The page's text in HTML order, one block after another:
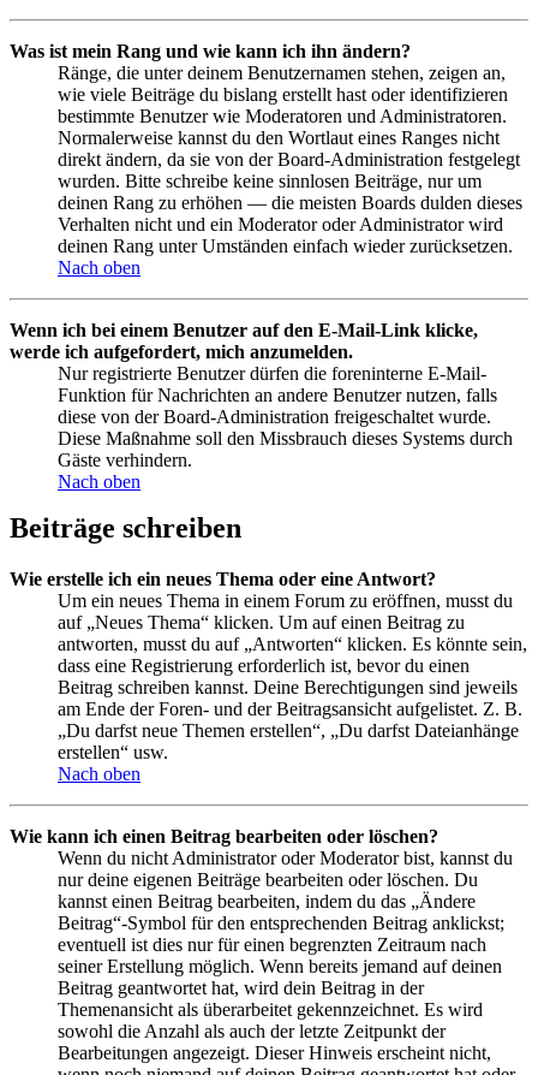
Was ist mein Rang und wie kann ich ihn ändern?
Ränge, die unter deinem Benutzernamen stehen, zeigen an,
wie viele Beiträge du bislang erstellt hast oder identifizieren
bestimmte Benutzer wie Moderatoren und Administratoren.
Normalerweise kannst du den Wortlaut eines Ranges nicht
direkt ändern, da sie von der Board-Administration festgelegt
wurden. Bitte schreibe keine sinnlosen Beiträge, nur um
deinen Rang zu erhöhen — die meisten Boards dulden dieses
Verhalten nicht und ein Moderator oder Administrator wird
deinen Rang unter Umständen einfach wieder zurücksetzen.
Nach oben
Wenn ich bei einem Benutzer auf den E-Mail-Link klicke,
werde ich aufgefordert, mich anzumelden.
Nur registrierte Benutzer dürfen die foreninterne E-Mail-
Funktion für Nachrichten an andere Benutzer nutzen, falls
diese von der Board-Administration freigeschaltet wurde.
Diese Maßnahme soll den Missbrauch dieses Systems durch
Gäste verhindern.
Nach oben
Beiträge schreiben
Wie erstelle ich ein neues Thema oder eine Antwort?
Um ein neues Thema in einem Forum zu eröffnen, musst du
auf „Neues Thema“ klicken. Um auf einen Beitrag zu
antworten, musst du auf „Antworten“ klicken. Es könnte sein,
dass eine Registrierung erforderlich ist, bevor du einen
Beitrag schreiben kannst. Deine Berechtigungen sind jeweils
am Ende der Foren- und der Beitragsansicht aufgelistet. Z. B.
„Du darfst neue Themen erstellen“, „Du darfst Dateianhänge
erstellen“ usw.
Nach oben
Wie kann ich einen Beitrag bearbeiten oder löschen?
Wenn du nicht Administrator oder Moderator bist, kannst du
nur deine eigenen Beiträge bearbeiten oder löschen. Du
kannst einen Beitrag bearbeiten, indem du das „Ändere
Beitrag“-Symbol für den entsprechenden Beitrag anklickst;
eventuell ist dies nur für einen begrenzten Zeitraum nach
seiner Erstellung möglich. Wenn bereits jemand auf deinen
Beitrag geantwortet hat, wird dein Beitrag in der
Themenansicht als überarbeitet gekennzeichnet. Es wird
sowohl die Anzahl als auch der letzte Zeitpunkt der
Bearbeitungen angezeigt. Dieser Hinweis erscheint nicht,